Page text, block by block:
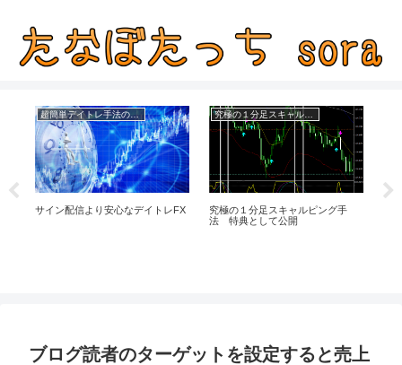
超簡単デイトレ手法の成績
サイン配信より安心なデイトレFX
究極の１分足スキャルピング手
法 特典として公開
ブログ読者のターゲットを設定すると売上